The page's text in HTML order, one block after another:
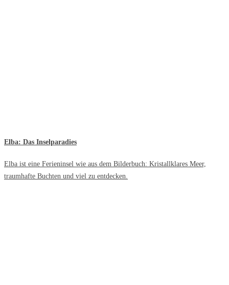
Elba: Das Inselparadies
Elba ist eine Ferieninsel wie aus dem Bilderbuch: Kristallklares Meer,
traumhafte Buchten und viel zu entdecken.